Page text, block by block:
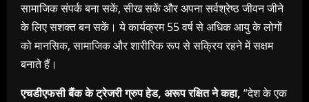
सामाजिक संपर्क बना सकें, सीख सकें और अपना सर्वश्रेष्ठ जीवन जीने
के लिए सशक्त बन सकें। ये कार्यक्रम 55 वर्ष से अधिक आयु के लोगों
को मानसिक, सामाजिक और शारीरिक रूप से सक्रिय रहने में सक्षम
बनाते हैं।
एचडीएफसी बैंक के ट्रेजरी ग्रुप हेड, अरूप रक्षित ने कहा, “देश के एक